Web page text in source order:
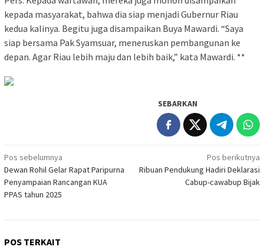
kepada masyarakat, bahwa dia siap menjadi Gubernur Riau
kedua kalinya. Begitu juga disampaikan Buya Mawardi. “Saya
siap bersama Pak Syamsuar, meneruskan pembangunan ke
depan. Agar Riau lebih maju dan lebih baik,” kata Mawardi. **
SEBARKAN
Navigasi
pos
Pos sebelumnya
Dewan Rohil Gelar Rapat Paripurna
Penyampaian Rancangan KUA
PPAS tahun 2025
Pos berikutnya
Ribuan Pendukung Hadiri Deklarasi
Cabup-cawabup Bijak
POS TERKAIT